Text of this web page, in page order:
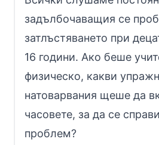
задълбочаващия се
затлъстяването при
16 години. Ако беше
физическо, какви
натоварвания щеше да
часовете, за да се
проблем?